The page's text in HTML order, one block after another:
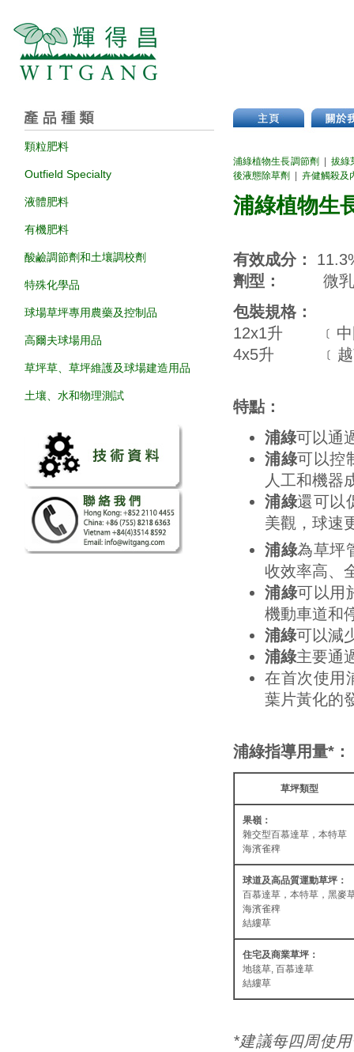
顆粒肥料
Outfield Specialty
液體肥料
有機肥料
酸鹼調節劑和土壤調校劑
特殊化學品
球場草坪專用農藥及控制品
高爾夫球場用品
草坪草、草坪維護及球場建造用品
土壤、水和物理測試
浦綠植物生長調節劑 |拔綠
後液態除草劑
卉健觸殺及
浦綠植物生
有效成分：
劑型： 微
包裝規格：
12x1升 ﹝中
4x5升 ﹝越南
特點：
浦綠可以通
浦綠可以控
人工和機器
浦綠還可以
美觀，球速
浦綠為草坪
收效率高、
浦綠可以用
機動車道和
浦綠可以減
浦綠主要通
在首次使用
葉片黃化的
浦綠指導用量*：
草坪類型
果嶺：
雜交型百慕達草，本特草
海濱雀稗
球道及高品質運動草坪：
百慕達草，本特草，黑麥
海濱雀稗
結縷草
住宅及商業草坪：
地毯草, 百慕達草
結縷草
*建議每四周使